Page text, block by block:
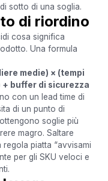
sotto di una soglia.
di riordino
cosa significa
Una formula
medie) × (tempi
buffer di sicurezza
con un lead time di
di un punto di
soglie più
magro. Saltare
piatta “avvisami
per gli SKU veloci e